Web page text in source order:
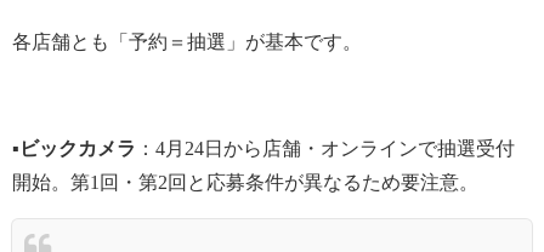
各店舗とも「予約＝抽選」が基本です。
▪ビックカメラ ：4月24日から店舗・オンラインで抽選受付
開始。第1回・第2回と応募条件が異なるため要注意。